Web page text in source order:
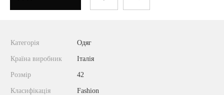
Категорія Одяг
Країна виробник Італія
Розмір 42
Класифікація Fashion